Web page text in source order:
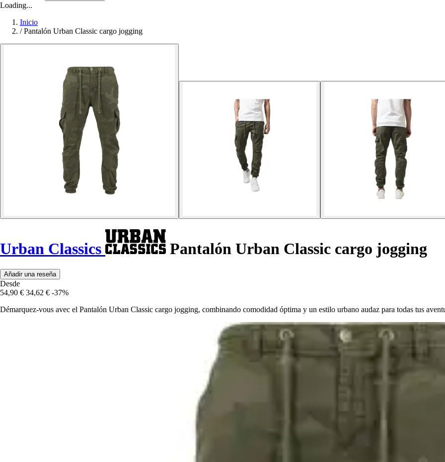
Loading...
Inicio
/ Pantalón Urban Classic cargo jogging
Urban Classics Pantalón Urban Classic cargo jogging
Añadir una reseña
Desde
54,90 € 34,62 € -37%
Démarquez-vous avec el Pantalón Urban Classic cargo jogging, combinando comodidad óptima y un estilo urbano audaz para todas tus